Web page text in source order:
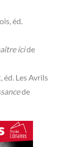
éd.
icide
éd. Les Avrils
de